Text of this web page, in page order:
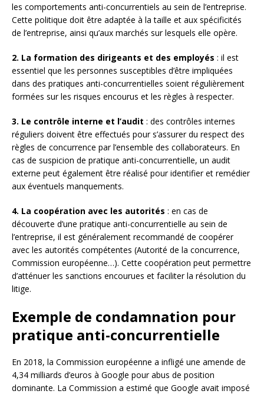
les comportements anti-concurrentiels au sein de l’entreprise.
Cette politique doit être adaptée à la taille et aux spécificités
de l’entreprise, ainsi qu’aux marchés sur lesquels elle opère.
2. La formation des dirigeants et des employés : il est
essentiel que les personnes susceptibles d’être impliquées
dans des pratiques anti-concurrentielles soient régulièrement
formées sur les risques encourus et les règles à respecter.
3. Le contrôle interne et l’audit : des contrôles internes
réguliers doivent être effectués pour s’assurer du respect des
règles de concurrence par l’ensemble des collaborateurs. En
cas de suspicion de pratique anti-concurrentielle, un audit
externe peut également être réalisé pour identifier et remédier
aux éventuels manquements.
4. La coopération avec les autorités : en cas de
découverte d’une pratique anti-concurrentielle au sein de
l’entreprise, il est généralement recommandé de coopérer
avec les autorités compétentes (Autorité de la concurrence,
Commission européenne…). Cette coopération peut permettre
d’atténuer les sanctions encourues et faciliter la résolution du
litige.
Exemple de condamnation pour
pratique anti-concurrentielle
En 2018, la Commission européenne a infligé une amende de
4,34 milliards d’euros à Google pour abus de position
dominante. La Commission a estimé que Google avait imposé